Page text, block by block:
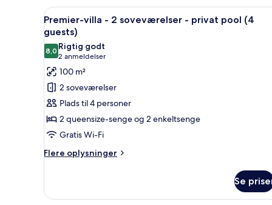
-
udsigt
til
pool
Indlæs
alle
billeder
af
Premier-
villa
-
2
soveværelser
-
privat
guests)
Et poolområde med
13
Premier-villa - 2 soveværelser - privat pool (4
guests)
8,08,0 ud af 10
Rigtig godt
2 anmeldelser
(2
anmeldelser)
100 m²
2 soveværelser
Plads til 4 personer
2 queensize-senge og 2 enkeltsenge
Gratis Wi-Fi
Flere oplysninger
Flere
villa
Se